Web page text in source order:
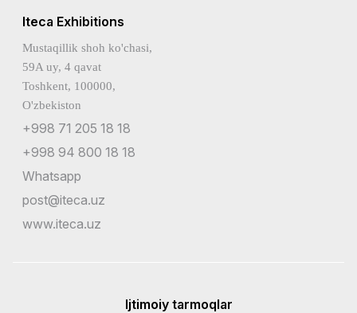
Iteca Exhibitions
Mustaqillik shoh ko'chasi,
59A uy, 4 qavat
Toshkent, 100000,
O'zbekiston
+998 71 205 18 18
+998 94 800 18 18
Whatsapp
post@iteca.uz
www.iteca.uz
Ijtimoiy tarmoqlar